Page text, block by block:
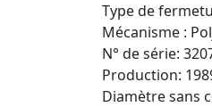
Type de
Mécanisme :
N° de série:
Production:
Diamètre sans